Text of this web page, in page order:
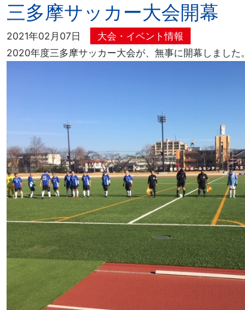
三多摩サッカー大会開幕
2021年02月07日
大会・イベント情報
2020年度三多摩サッカー大会が、無事に開幕しました。